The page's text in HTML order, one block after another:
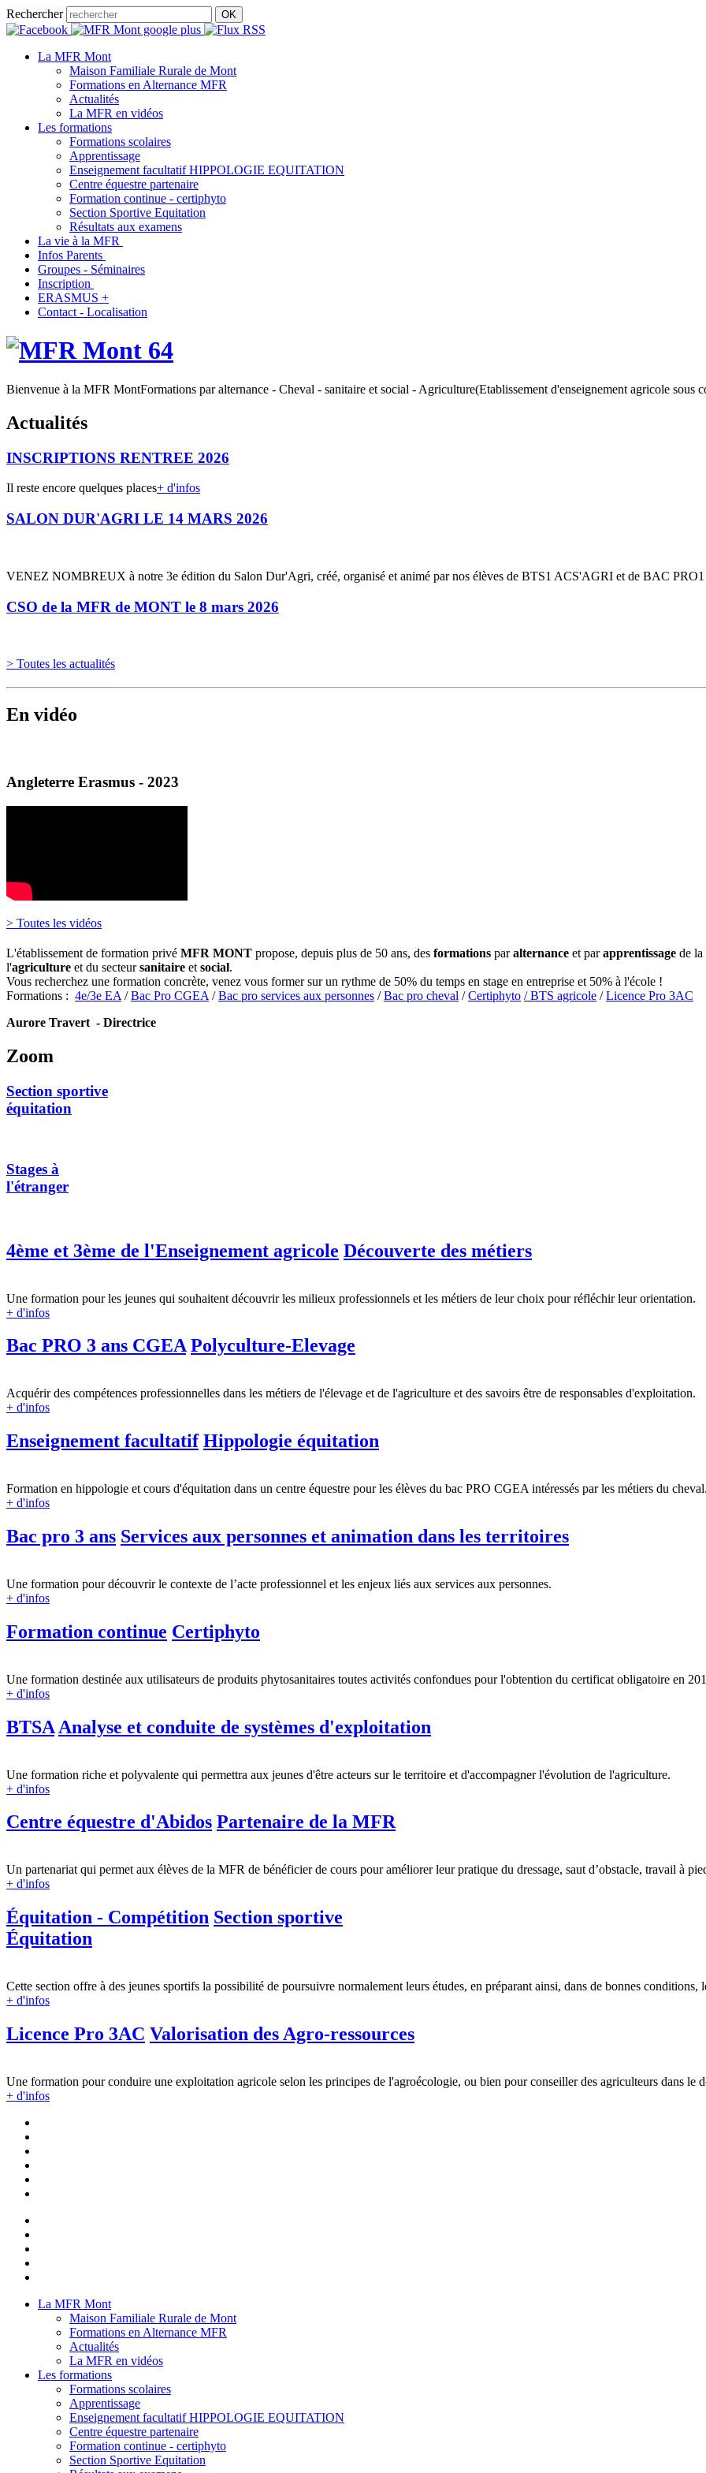
Rechercher
La MFR Mont
Maison Familiale Rurale de Mont
Formations en Alternance MFR
Actualités
La MFR en vidéos
Les formations
Formations scolaires
Apprentissage
Enseignement facultatif HIPPOLOGIE EQUITATION
Centre équestre partenaire
Formation continue - certiphyto
Section Sportive Equitation
Résultats aux examens
La vie à la MFR
Infos Parents
Groupes - Séminaires
Inscription
ERASMUS +
Contact - Localisation
Bienvenue à la MFR MontFormations par alternance - Cheval - sanitaire et social - Agriculture(Etablissement d'enseignement agricole
Actualités
INSCRIPTIONS RENTREE 2026
Il reste encore quelques places+ d'infos
SALON DUR'AGRI LE 14 MARS 2026
VENEZ NOMBREUX à notre 3e édition du Salon Dur'Agri, créé, organisé et animé par nos élèves de BTS1 ACS'AGRI et de BAC
CSO de la MFR de MONT le 8 mars 2026
> Toutes les actualités
En vidéo
Angleterre Erasmus - 2023
> Toutes les vidéos
L'établissement de formation privé MFR MONT propose, depuis plus de 50 ans, des formations paralternance et parapprentissage de la
l'agriculture et du secteursanitaire et social.
Vous recherchez une formation concrète, venez vous former sur un rythme de 50% du temps en stage en entreprise et 50% à l'école !
Formations : 4e/3e EA /Bac Pro CGEA /Bac pro services aux personnes /Bac pro cheval /Certiphyto / BTS agricole /Licence Pro 3AC
Aurore Travert - Directrice
Zoom
Section sportive
équitation
Stages à
l'étranger
4ème et 3ème de l'Enseignement agricole Découverte des métiers
Une formation pour les jeunes qui souhaitent découvrir les milieux professionnels et les métiers de leur choix pour réfléchir leur orientation.
+ d'infos
Bac PRO 3 ans CGEA Polyculture-Elevage
Acquérir des compétences professionnelles dans les métiers de l'élevage et de l'agriculture et des savoirs être de responsables d'exploitation.
+ d'infos
Enseignement facultatif Hippologie équitation
Formation en hippologie et cours d'équitation dans un centre équestre pour les élèves du bac PRO CGEA intéressés par les métiers du cheval.
+ d'infos
Bac pro 3 ans Services aux personnes et animation dans les territoires
Une formation pour découvrir le contexte de l’acte professionnel et les enjeux liés aux services aux personnes.
+ d'infos
Formation continue Certiphyto
Une formation destinée aux utilisateurs de produits phytosanitaires toutes activités confondues pour l'obtention du certificat obligatoire en
+ d'infos
BTSA Analyse et conduite de systèmes d'exploitation
Une formation riche et polyvalente qui permettra aux jeunes d'être acteurs sur le territoire et d'accompagner l'évolution de l'agriculture.
+ d'infos
Centre équestre d'Abidos Partenaire de la MFR
Un partenariat qui permet aux élèves de la MFR de bénéficier de cours pour améliorer leur pratique du dressage, saut d’obstacle, travail à
+ d'infos
Équitation - Compétition Section sportive
Équitation
Cette section offre à des jeunes sportifs la possibilité de poursuivre normalement leurs études, en préparant ainsi, dans de bonnes conditions,
+ d'infos
Licence Pro 3AC Valorisation des Agro-ressources
Une formation pour conduire une exploitation agricole selon les principes de l'agroécologie, ou bien pour conseiller des agriculteurs dans le
+ d'infos
La MFR Mont
Maison Familiale Rurale de Mont
Formations en Alternance MFR
Actualités
La MFR en vidéos
Les formations
Formations scolaires
Apprentissage
Enseignement facultatif HIPPOLOGIE EQUITATION
Centre équestre partenaire
Formation continue - certiphyto
Section Sportive Equitation